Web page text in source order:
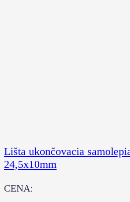
Lišta ukončovacia
24,5x10mm
CENA: